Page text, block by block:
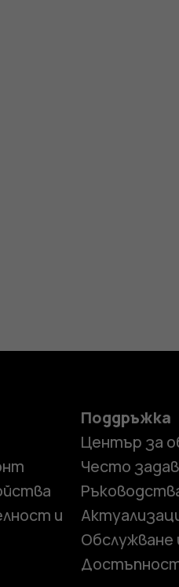
и
Поддръжка
Център за
Често